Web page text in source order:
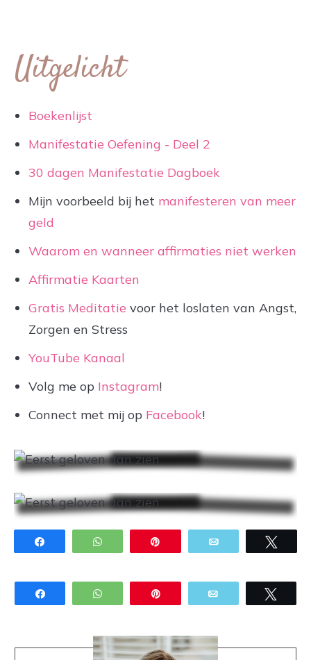
Uitgelicht
Boekenlijst
Manifestatie Oefening - Deel 2
30 dagen Manifestatie Dagboek
Mijn voorbeeld bij het manifesteren van meer
geld
Waarom en wanneer affirmaties niet werken
Affirmatie Kaarten
Gratis Meditatie voor het loslaten van Angst,
Zorgen en Stress
YouTube Kanaal
Volg me op Instagram!
Connect met mij op Facebook!
WhatsApp
WhatsApp